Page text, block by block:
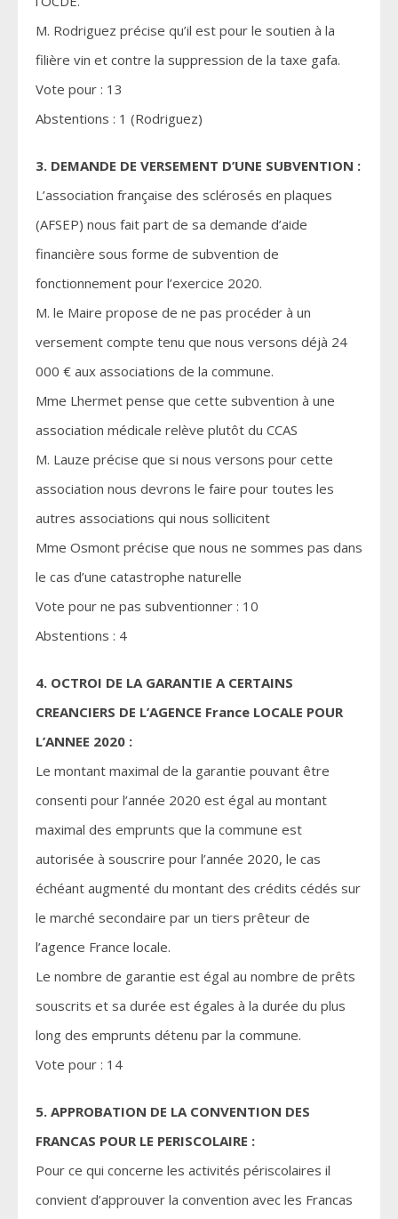
M. Rodriguez précise qu’il est pour le soutien à la
filière vin et contre la suppression de la taxe gafa.
Vote pour : 13
Abstentions : 1 (Rodriguez)
3. DEMANDE DE VERSEMENT D’UNE SUBVENTION :
L’association française des sclérosés en plaques
(AFSEP) nous fait part de sa demande d’aide
financière sous forme de subvention de
fonctionnement pour l’exercice 2020.
M. le Maire propose de ne pas procéder à un
versement compte tenu que nous versons déjà 24
000 € aux associations de la commune.
Mme Lhermet pense que cette subvention à une
association médicale relève plutôt du CCAS
M. Lauze précise que si nous versons pour cette
association nous devrons le faire pour toutes les
autres associations qui nous sollicitent
Mme Osmont précise que nous ne sommes pas dans
le cas d’une catastrophe naturelle
Vote pour ne pas subventionner : 10
Abstentions : 4
4. OCTROI DE LA GARANTIE A CERTAINS
CREANCIERS DE L’AGENCE France LOCALE POUR
L’ANNEE 2020 :
Le montant maximal de la garantie pouvant être
consenti pour l’année 2020 est égal au montant
maximal des emprunts que la commune est
autorisée à souscrire pour l’année 2020, le cas
échéant augmenté du montant des crédits cédés sur
le marché secondaire par un tiers prêteur de
l’agence France locale.
Le nombre de garantie est égal au nombre de prêts
souscrits et sa durée est égales à la durée du plus
long des emprunts détenu par la commune.
Vote pour : 14
5. APPROBATION DE LA CONVENTION DES
FRANCAS POUR LE PERISCOLAIRE :
Pour ce qui concerne les activités périscolaires il
convient d’approuver la convention avec les Francas